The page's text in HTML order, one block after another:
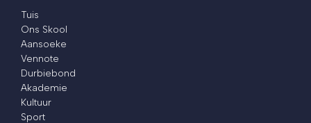
Tuis
Ons Skool
Aansoeke
Vennote
Durbiebond
Akademie
Kultuur
Sport